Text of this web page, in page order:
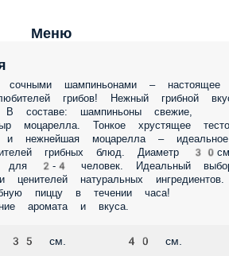
Меню
шампиньонами – настоящее
грибов! Нежный грибной
составе: шампиньоны свежие,
моцарелла. Тонкое хрустящее
и нежнейшая моцарелла – идеальное
грибных блюд. Диаметр
2-4 человек. Идеальный
ценителей натуральных ингредиентов.
пиццу в течении часа!
аромата и вкуса.
35 см. 40 см.